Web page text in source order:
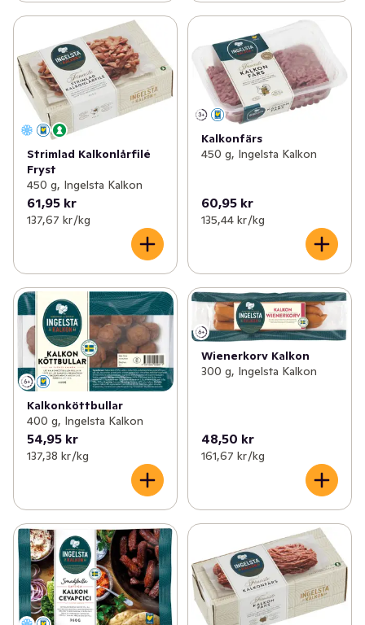
Strimlad Kalkonlårfilé
Fryst
450 g, Ingelsta Kalkon
61,95 kr
137,67 kr /kg
Kalkonfärs
450 g, Ingelsta Kalkon
60,95 kr
135,44 kr /kg
Kalkonköttbullar
400 g, Ingelsta Kalkon
54,95 kr
137,38 kr /kg
Wienerkorv Kalkon
300 g, Ingelsta Kalkon
48,50 kr
161,67 kr /kg